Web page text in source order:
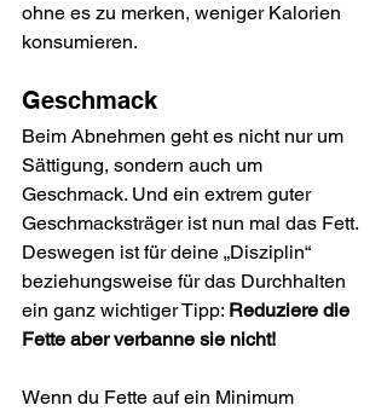
ohne es zu merken, weniger Kalorien
konsumieren.
Geschmack
Beim Abnehmen geht es nicht nur um
Sättigung, sondern auch um
Geschmack. Und ein extrem guter
Geschmacksträger ist nun mal das Fett.
Deswegen ist für deine „Disziplin“
beziehungsweise für das Durchhalten
ein ganz wichtiger Tipp: Reduziere die
Fette aber verbanne sie nicht!
Wenn du Fette auf ein Minimum